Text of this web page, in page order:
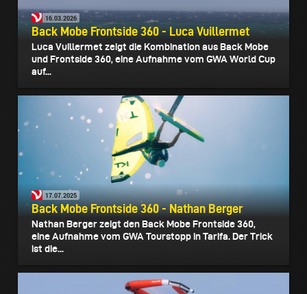
16.03.2026
Back Mobe Frontside 360 - Luca Vuillermet
Luca Vuillermet zeigt die Kombination aus Back Mobe
und Frontside 360, eine Aufnahme vom GWA World Cup
auf...
17.07.2025
Back Mobe Frontside 360 - Nathan Berger
Nathan Berger zeigt den Back Mobe Frontside 360,
eine Aufnahme vom GWA Tourstopp in Tarifa. Der Trick
ist die...